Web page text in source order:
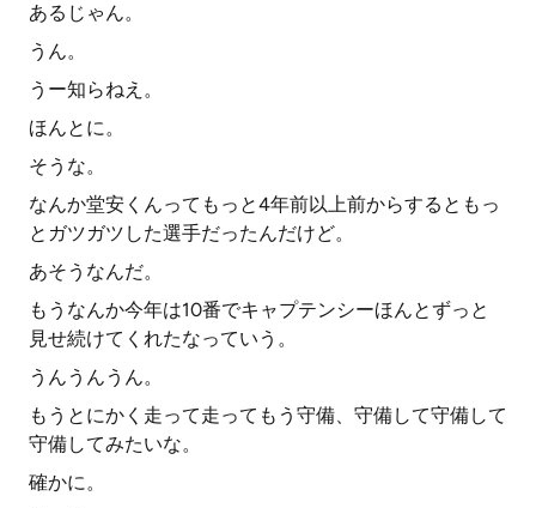
あるじゃん。
うん。
うー知らねえ。
ほんとに。
そうな。
なんか堂安くんってもっと4年前以上前からするともっ
とガツガツした選手だったんだけど。
あそうなんだ。
もうなんか今年は10番でキャプテンシーほんとずっと
見せ続けてくれたなっていう。
うんうんうん。
もうとにかく走って走ってもう守備、守備して守備して
守備してみたいな。
確かに。